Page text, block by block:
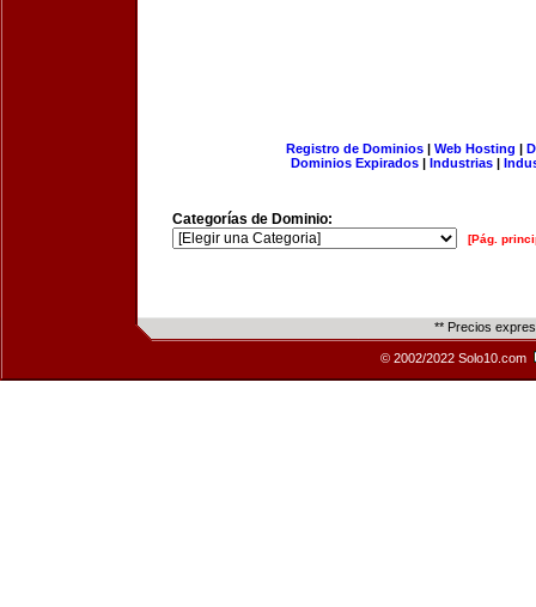
Registro de Dominios| Web Hosting |
Dominios Expirados | Industrias |
Categorías de Dominio:
[Pág.
** Precios
© 2002/2022 Solo10.com